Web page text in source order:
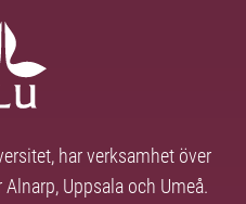
har verksamhet över
Uppsala och Umeå.